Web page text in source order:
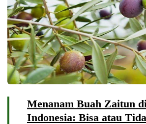
Menanam Buah Zaitun di
Indonesia: Bisa atau